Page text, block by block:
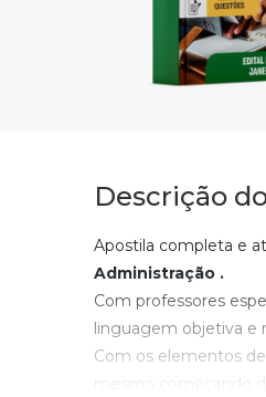
Descrição
Apostila completa e
Administração .
Com professores
linguagem objetiva e
Com os elementos
mesmo começando